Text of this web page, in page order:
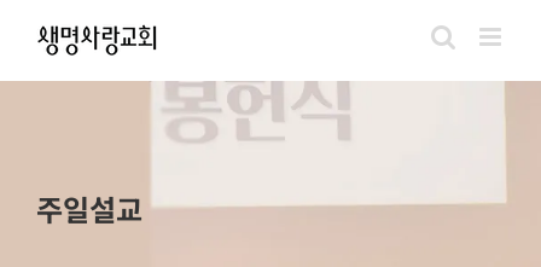
content
주일설교